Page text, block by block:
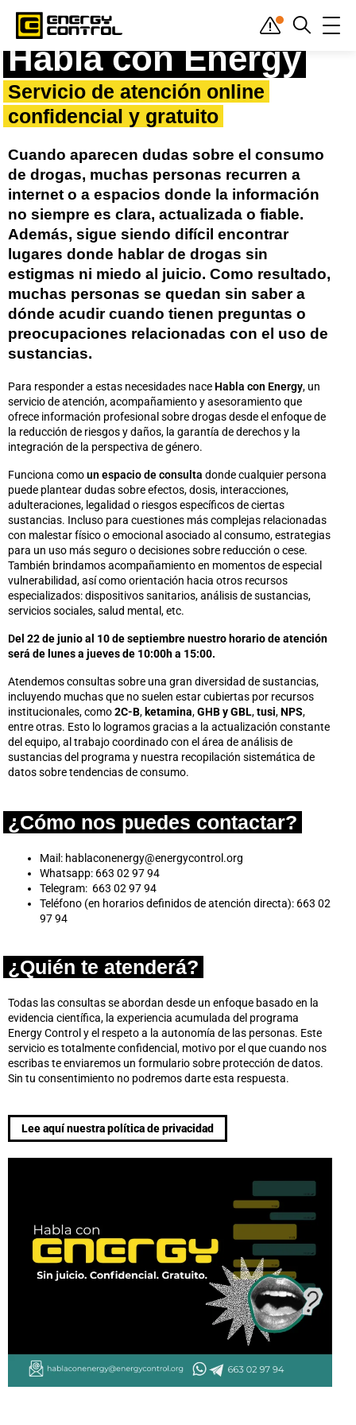
Inicio»Habla con Energy
Habla con Energy
Servicio de atención online
confidencial y gratuito
Cuando aparecen dudas sobre el consumo
de drogas, muchas personas recurren a
internet o a espacios donde la información
no siempre es clara, actualizada o fiable.
Además, sigue siendo difícil encontrar
lugares donde hablar de drogas sin
estigmas ni miedo al juicio. Como resultado,
muchas personas se quedan sin saber a
dónde acudir cuando tienen preguntas o
preocupaciones relacionadas con el uso de
sustancias.
Para responder a estas necesidades nace Habla con Energy, un
servicio de atención, acompañamiento y asesoramiento que
ofrece información profesional sobre drogas desde el enfoque de
la reducción de riesgos y daños, la garantía de derechos y la
integración de la perspectiva de género.
Funciona comoun espacio de consulta donde cualquier persona
puede plantear dudas sobre efectos, dosis, interacciones,
adulteraciones, legalidad o riesgos específicos de ciertas
sustancias. Incluso para cuestiones más complejas relacionadas
con malestar físico o emocional asociado al consumo, estrategias
para un uso más seguro o decisiones sobre reducción o cese.
También brindamos acompañamiento en momentos de especial
vulnerabilidad, así como orientación hacia otros recursos
especializados: dispositivos sanitarios, análisis de sustancias,
servicios sociales, salud mental, etc.
Del 22 de junio al 10 de septiembre nuestro horario de atención
será de lunes a jueves de 10:00h a 15:00.
Atendemos consultas sobre una gran diversidad de sustancias,
incluyendo muchas que no suelen estar cubiertas por recursos
institucionales, como2C-B, ketamina,GHB y GBL,tusi,NPS,
entre otras. Esto lo logramos gracias a la actualización constante
del equipo, al trabajo coordinado con el área de análisis de
sustancias del programa y nuestra recopilación sistemática de
datos sobre tendencias de consumo.
¿Cómo nos puedes contactar?
Mail: hablaconenergy@energycontrol.org
Whatsapp: 663 02 97 94
Telegram: 663 02 97 94
Teléfono (en horarios definidos de atención directa): 663 02
97 94
¿Quién te atenderá?
Todas las consultas se abordan desde un enfoque basado en la
evidencia científica, la experiencia acumulada del programa
Energy Control y el respeto a la autonomía de las personas. Este
servicio es totalmente confidencial, motivo por el que cuando nos
escribas te enviaremos un formulario sobre protección de datos.
Sin tu consentimiento no podremos darte esta respuesta.
Lee aquí nuestra política de privacidad